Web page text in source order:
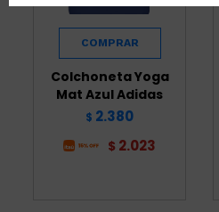
Colchoneta Yoga
Mat Azul Adidas
$ 2.380
$ 2.023